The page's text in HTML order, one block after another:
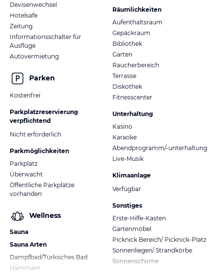
Devisenwechsel
Hotelsafe
Zeitung
Informationsschalter für
Ausflüge
Autovermietung
Parken
Kostenfrei
Parkplatzreservierung
verpflichtend
Nicht erforderlich
Parkmöglichkeiten
Parkplatz
Überwacht
Öffentliche Parkplätze
vorhanden
Wellness
Sauna
Sauna Arten
Dampfbad/Türkisches Bad
Hammam
Räumlichkeiten
Aufenthaltsraum
Gepäckraum
Bibliothek
Garten
Raucherbereich
Terrasse
Diskothek
Fitnesscenter
Unterhaltung
Kasino
Karaoke
Abendprogramm/-unterhaltung
Live-Musik
Klimaanlage
Verfügbar
Sonstiges
Erste-Hilfe-Kasten
Gartenmöbel
Picknick Bereich/ Picknick-Platz
Sonnenliegen/ Strandkörbe
Sonnenschirme